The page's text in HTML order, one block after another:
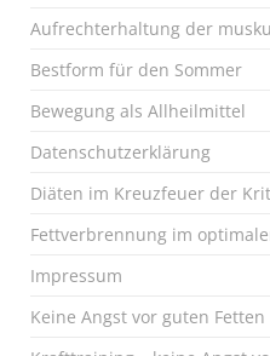
Aufrechterhaltung der
Bestform für den Sommer
Bewegung als Allheilmittel
Datenschutzerklärung
Diäten im Kreuzfeuer der
Fettverbrennung im
Impressum
Keine Angst vor guten Fetten